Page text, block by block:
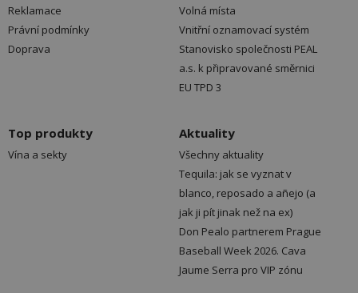
Reklamace
Právní podmínky
Doprava
Volná místa
Vnitřní oznamovací systém
Stanovisko společnosti PEAL
a.s. k připravované směrnici
EU TPD 3
Top produkty
Vína a sekty
Aktuality
Všechny aktuality
Tequila: jak se vyznat v
blanco, reposado a añejo (a
jak ji pít jinak než na ex)
Don Pealo partnerem Prague
Baseball Week 2026. Cava
Jaume Serra pro VIP zónu